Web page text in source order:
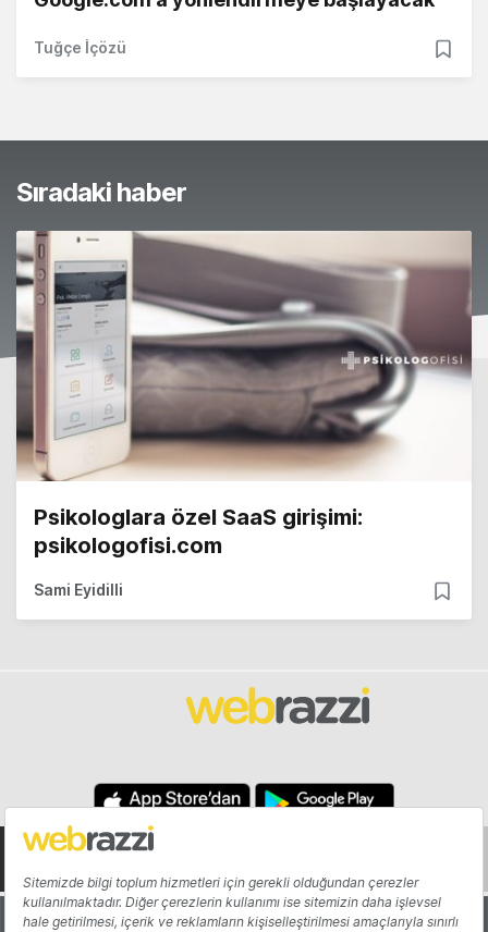
Tuğçe İçözü
Sıradaki haber
Psikologlara özel SaaS girişimi:
psikologofisi.com
Sami Eyidilli
Hakkında Yazarlar